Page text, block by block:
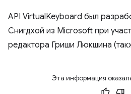
API VirtualKeyboard был
Снигдхой из Microsoft при
редактора Гриши Люкшина
Эта информация